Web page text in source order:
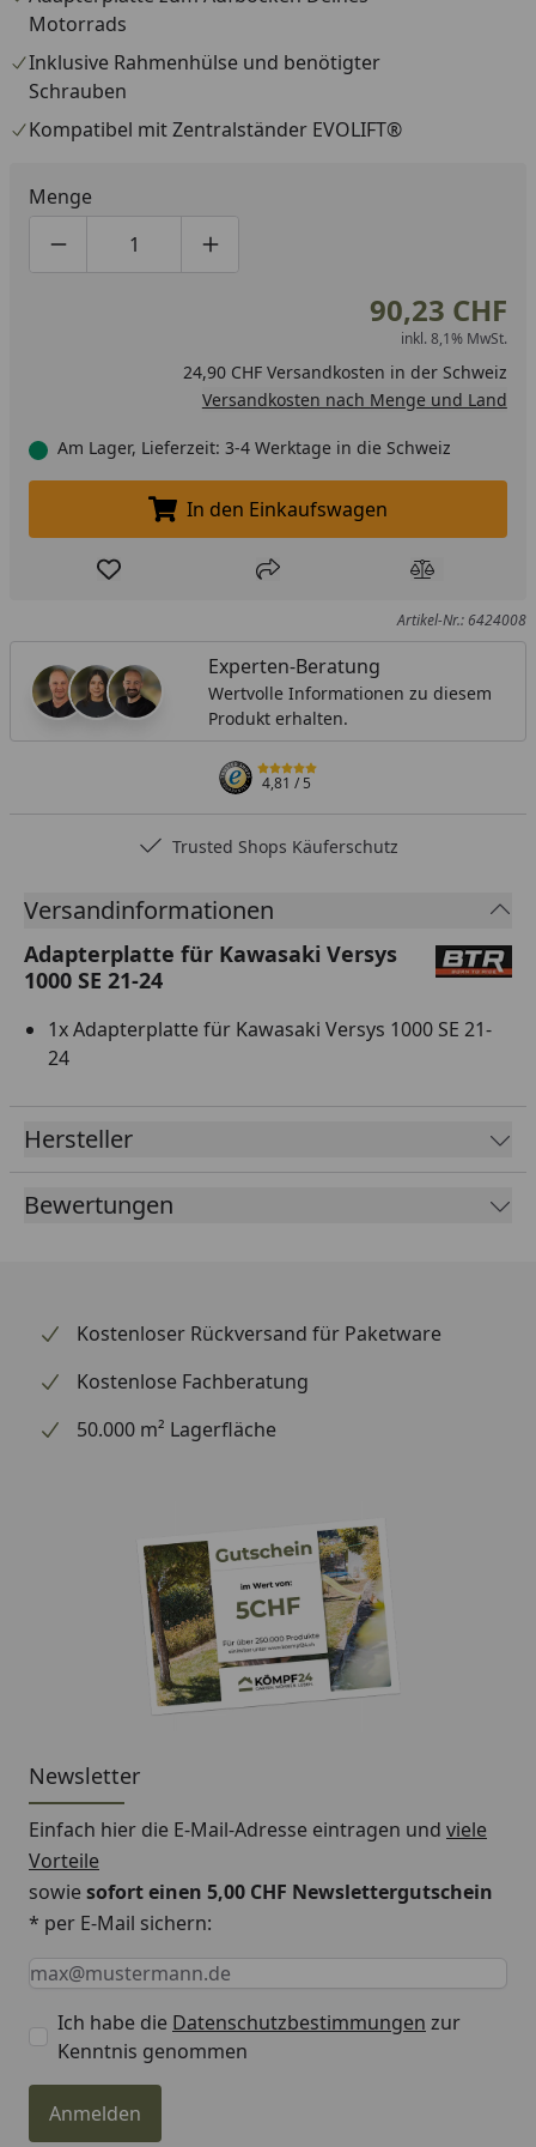
Motorrads
Inklusive Rahmenhülse und benötigter
Schrauben
Kompatibel mit Zentralständer EVOLIFT®
Menge
Produktmenge um eins verringern
Produktmenge manuell eingeben
Produktmenge um eins erhöhen
90,23 CHF
inkl. 8,1% MwSt.
24,90 CHF Versandkosten in der Schweiz
Versandkosten nach Menge und Land
Am Lager, Lieferzeit: 3-4 Werktage in die Schweiz
In den Einkaufswagen legen
In den Einkaufswagen
Produkt zur Wunschliste hinzufügen
Teilen Produkt
Artikel-Nr.: 6424008
Experten-Beratung
Wertvolle Informationen zu diesem
Produkt erhalten.
4,81/ 5
Trusted Shops Käuferschutz
Versandinformationen
Adapterplatte für Kawasaki Versys
1000 SE 21-24
1x Adapterplatte für Kawasaki Versys 1000 SE 21-
24
Hersteller
Bewertungen
Kostenloser Rückversand für Paketware
Kostenlose Fachberatung
50.000 m² Lagerfläche
Newsletter
Einfach hier die E-Mail-Adresse eintragen und viele
Vorteile
sowiesofort einen 5,00 CHF Newslettergutschein
* per E-Mail sichern:
Keine Eingabe erforderlich
Eingabe erforderlich
E-Mail *
Ich habe die Datenschutzbestimmungen zur
Kenntnis genommen
Anmelden